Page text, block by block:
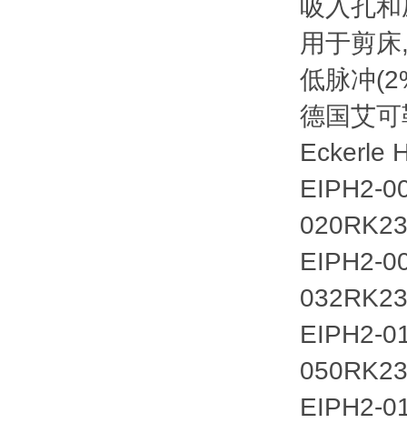
吸入孔
用于剪
低脉冲
德国艾
Eckerle
EIPH2-
EIPH2-
EIPH2-
EIPH2-